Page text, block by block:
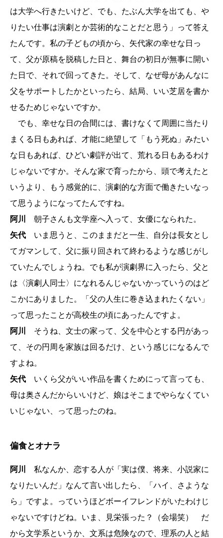
は大学へ行きたいけど、でも、たぶん大学を出ても、や
りたい仕事は演劇とか芸術的なことだと思う」って答え
たんです。私の子どもの頃から、矢代家の幸せな日っ
て、父が原稿を脱稿した日と、舞台の初日が無事に開い
た日で、それで回ってきた。そして、なぜ母があんなに
父をサポートしたかといったら、結局、いい芝居を書か
せるためじゃないですか。
でも、幸せな日の合間には、書けなくて周囲に当たり
まくる日もあれば、才能に絶望して「もう死ぬ」みたい
な日もあれば、ひどい劇評が出て、荒れる日もあるわけ
じゃないですか。そんな家で育ったから、頭で考えたと
いうより、もう感覚的に、演劇的な方面で働きたいなっ
て思うようになってたんですね。
阿川
朝子さんも文学座へ入って、女優になられた。
矢代 いま思うと、このままだと一生、自分は長女とし
てガマンして、父に振り回されて終わるような感じがし
ていたんでしょうね。でも私が演劇界に入ったら、父と
は〈演劇人同士〉になれるんじゃないかっていうのはど
こかにありました。「父の人生に巻き込まれたくない」
って思ったことが高校生の頃にあったんですよ。
阿川
そうね、文士の家って、父を中心とする円があっ
て、その円周を家族は回るだけ、という感じになるんで
すよね。
矢代 いくら父がいい作品を書くためにって言っても、
母は奥さんだからいいけど、娘はそこまでやらなくてい
いじゃない、って思ったのね。
偏食とオナラ
阿川
私なんか、恋する人が「実は僕、将来、小説家に
なりたいんだ」なんて言い出したら、「ハイ、さような
ら」ですよ。っていうほどボーイフレンドがいたわけじ
ゃないですけどね。いま、見栄張った？（会場笑） だ
から文学系というか、文系は危険なので、理系の人と結